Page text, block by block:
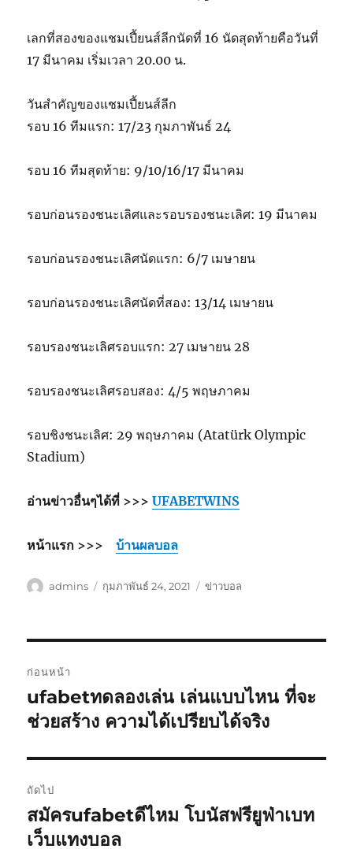
เลกที่สองของแชมเปี้ยนส์ลีกนัดที่ 16 นัดสุดท้ายคือวันที่
17 มีนาคม เริ่มเวลา 20.00 น.
วันสำคัญของแชมเปี้ยนส์ลีก
รอบ 16 ทีมแรก: 17/23 กุมภาพันธ์ 24
รอบ 16 ทีมสุดท้าย: 9/10/16/17 มีนาคม
รอบก่อนรองชนะเลิศและรอบรองชนะเลิศ: 19 มีนาคม
รอบก่อนรองชนะเลิศนัดแรก: 6/7 เมษายน
รอบก่อนรองชนะเลิศนัดที่สอง: 13/14 เมษายน
รอบรองชนะเลิศรอบแรก: 27 เมษายน 28
รอบรองชนะเลิศรอบสอง: 4/5 พฤษภาคม
รอบชิงชนะเลิศ: 29 พฤษภาคม (Atatürk Olympic
Stadium)
อ่านข่าวอื่นๆได้ที่ >>>UFABETWINS
หน้าแรก >>>บ้านผลบอล
ผู้
admins
เขียน
กุมภาพันธ์ 24, 2021
หมวด
ข่าวบอล
นำทาง
เรื่อง
ก่อนหน้า
เรื่อง
ก่อน
ufabetทดลองเล่น เล่นแบบไหน ที่จะ
ช่วยสร้าง ความได้เปรียบได้จริง
ถัดไป
เรื่อง
ต่อ
สมัครufabetดีไหม โบนัสฟรียูฟ่าเบท
เว็บแทงบอล